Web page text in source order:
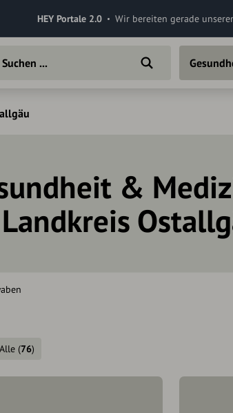
HEY Portale 2.0 Wir bereiten gerade
&
Alle (76)